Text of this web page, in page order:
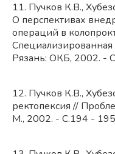
11. Пучков К.В.,
О перспективах
операций в
Рязань: ОКБ, 2002. -
12. Пучков К.В.,
ректопексия //
М., 2002. - С.194 -